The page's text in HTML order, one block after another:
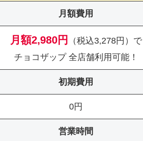
月額費用
月額2,980円
（税込3,278円）で
チョコザップ 全店舗利用可能！
初期費用
0円
営業時間